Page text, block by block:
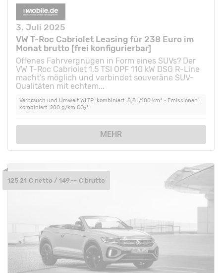
3. Juli 2025
VW T-Roc Cabriolet Leasing für 238 Euro im
Monat brutto [frei konfigurierbar]
Offenes Fahrvergnügen in Form eines SUVs? Der
VW T-Roc Cabriolet 1.5 TSI OPF 110 kW DSG R-Line
macht’s möglich und verbindet souveräne SUV-
Qualitäten mit echtem...
Verbrauch und Umwelt WLTP: kombiniert: 8,8 l/100 km* • Emissionen:
kombiniert: 200 g/km CO2*
MEHR
125,21 € netto / 149,-- € brutto